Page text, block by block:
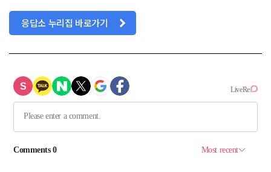
응답소 누리집 바로가기